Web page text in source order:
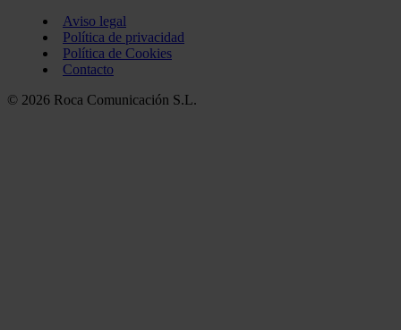
Aviso legal
Política de privacidad
Política de Cookies
Contacto
© 2026 Roca Comunicación S.L.